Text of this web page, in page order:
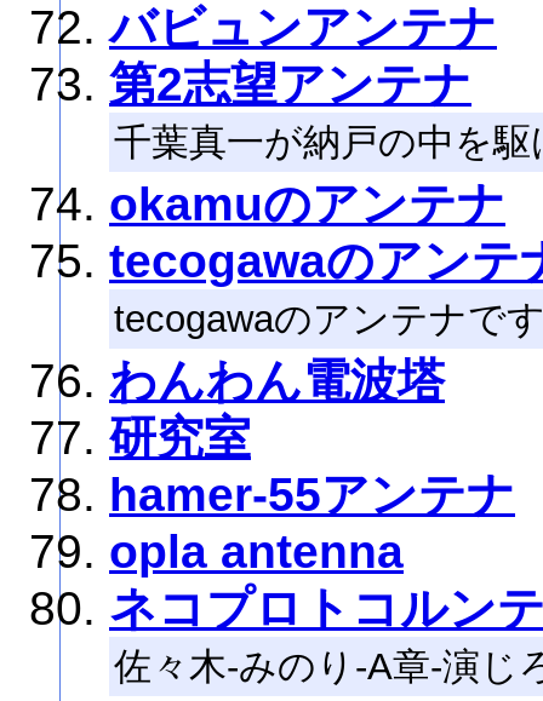
バビュンアンテナ
第2志望アンテナ
千葉真一が納戸の中を駆
okamuのアンテナ
tecogawaのアンテ
tecogawaのアンテナで
わんわん電波塔
研究室
hamer-55アンテナ
opla antenna
ネコプロトコルン
佐々木-みのり-A章-演じ